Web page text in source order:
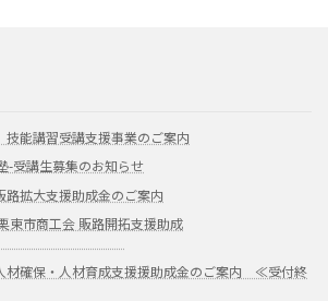
能講習受講支援事業のご案内
-受講生募集のお知らせ
路拡大支援助成金のご案内
東市商工会 販路開拓支援助成
材確保・人材育成支援援助成金のご案内 ≪受付終